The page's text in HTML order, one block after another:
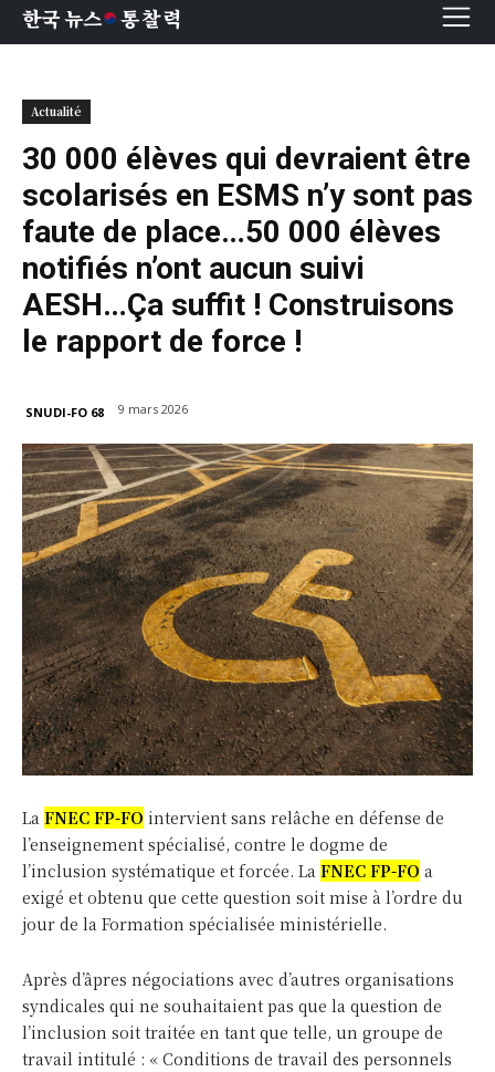
한국 뉴스 통찰력
Actualité
30 000 élèves qui devraient être
scolarisés en ESMS n’y sont pas
faute de place…50 000 élèves
notifiés n’ont aucun suivi
AESH…Ça suffit ! Construisons
le rapport de force !
SNUDI-FO 68 9 mars 2026
La FNEC FP-FO intervient sans relâche en défense de
l’enseignement spécialisé, contre le dogme de
l’inclusion systématique et forcée. La FNEC FP-FO a
exigé et obtenu que cette question soit mise à l’ordre du
jour de la Formation spécialisée ministérielle.
Après d’âpres négociations avec d’autres organisations
syndicales qui ne souhaitaient pas que la question de
l’inclusion soit traitée en tant que telle, un groupe de
travail intitulé : « Conditions de travail des personnels